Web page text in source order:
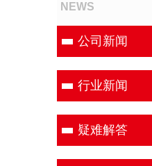
NEWS
公司新闻
行业新闻
疑难解答